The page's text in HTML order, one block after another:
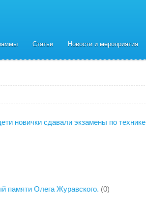
Статьи Новости и мероприятия
новички сдавали экзамены по технике
памяти Олега Журавского. (0)